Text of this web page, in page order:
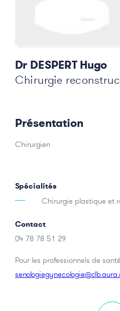
Dr DESPERT Hugo
Chirurgie
Présentation
Chirurgien
Spécialités
Chirurgie plastique et
Contact
04 78 78 51 29
Pour les professionnels de